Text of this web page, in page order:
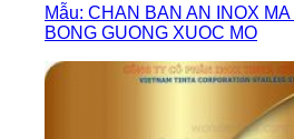
Mẫu: CHAN BAN AN INOX
BONG GUONG XUOC MO